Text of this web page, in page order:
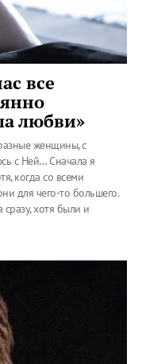
все
любви»
женщины, с
с Ней… Сначала я
когда со всеми
для чего-то большего.
хотя были и